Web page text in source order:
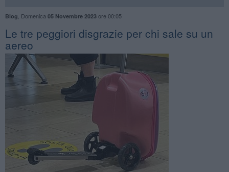
Blog Domenica 05 Novembre 2023ore 00:05
Le tre peggiori disgrazie per chi sale su un
aereo